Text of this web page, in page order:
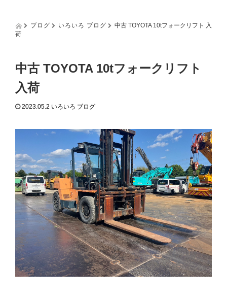
l
n
ブログ いろいろ ブログ
中古 TOYOTA 10tフォークリフト 入
荷
中古 TOYOTA 10tフォークリフト
入荷
2023.05.2 いろいろ ブログ